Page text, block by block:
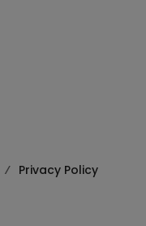
Privacy Policy